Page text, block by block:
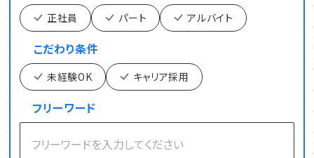
正社員 パート アルバイト
こだわり条件
未経験OK キャリア採用
フリーワード